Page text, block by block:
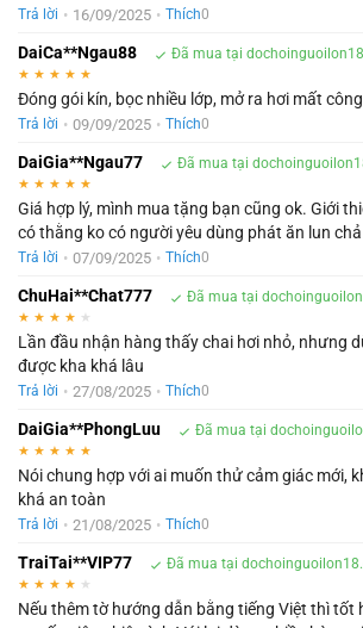
Trả lời • 16/09/2025 • Thích0
DaiCa**Ngau88 Đã mua tại
★ ★ ★ ★ ★
Đóng gói kín, bọc nhiều lớp, mở ra hơi mất
Trả lời • 09/09/2025 • Thích0
DaiGia**Ngau77 Đã mua tại
★ ★ ★ ★ ★
Giá hợp lý, mình mua tặng bạn cũng ok. Giới
có thằng ko có người yêu dùng phát ăn lun
Trả lời • 07/09/2025 • Thích0
ChuHai**Chat777 Đã mua tại
★ ★ ★ ★ ★
Lần đầu nhận hàng thấy chai hơi nhỏ, nhưng
được kha khá lâu
Trả lời • 27/08/2025 • Thích0
DaiGia**PhongLuu Đã mua tại
★ ★ ★ ★ ★
Nói chung hợp với ai muốn thử cảm giác mới,
khá an toàn
Trả lời • 21/08/2025 • Thích0
TraiTai**VIP77 Đã mua tại
★ ★ ★ ★ ★
Nếu thêm tờ hướng dẫn bằng tiếng Việt thì tốt